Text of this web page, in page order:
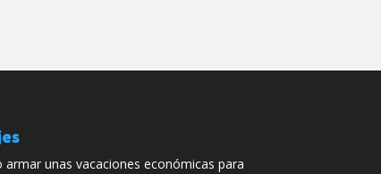
armar unas vacaciones económicas para